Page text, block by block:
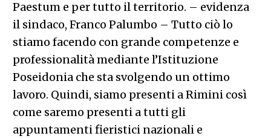
Paestum e per tutto il territorio. – evidenza
il sindaco, Franco Palumbo – Tutto ciò lo
stiamo facendo con grande competenze e
professionalità mediante l’Istituzione
Poseidonia che sta svolgendo un ottimo
lavoro. Quindi, siamo presenti a Rimini così
come saremo presenti a tutti gli
appuntamenti fieristici nazionali e